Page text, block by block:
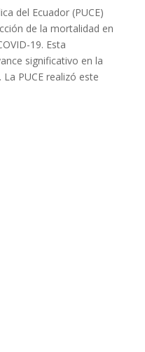
del Ecuador (PUCE)
de la mortalidad en
19. Esta
significativo en la
PUCE realizó este